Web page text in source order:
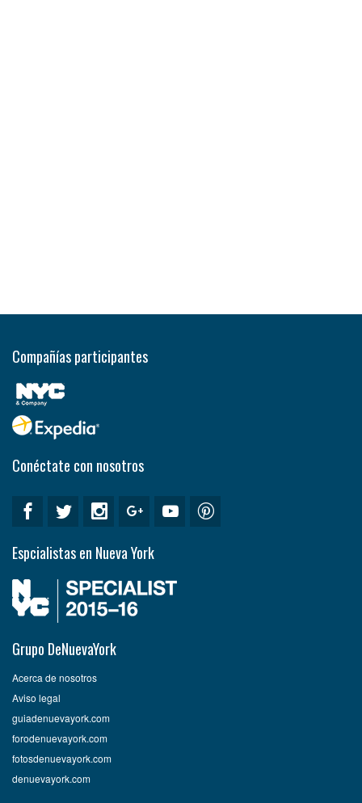
Compañías participantes
Conéctate con nosotros
Espcialistas en Nueva York
Grupo DeNuevaYork
Acerca de nosotros
Aviso legal
guiadenuevayork.com
forodenuevayork.com
fotosdenuevayork.com
denuevayork.com